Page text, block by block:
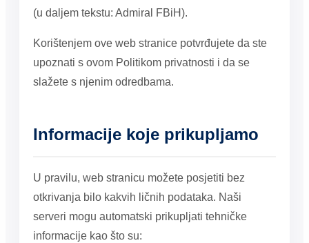
(u daljem tekstu: Admiral FBiH).
Korištenjem ove web stranice potvrđujete da ste
upoznati s ovom Politikom privatnosti i da se
slažete s njenim odredbama.
Informacije koje prikupljamo
U pravilu, web stranicu možete posjetiti bez
otkrivanja bilo kakvih ličnih podataka. Naši
serveri mogu automatski prikupljati tehničke
informacije kao što su: